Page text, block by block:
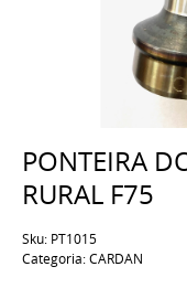
PONTEIRA
RURAL F75
Sku: PT1015
Categoria:CARDAN